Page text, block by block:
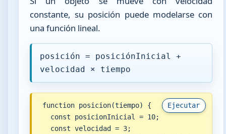
constante, su posición puede modelarse con
una función lineal.
posición = posiciónInicial +
velocidad × tiempo
Ejecutar
function posicion(tiempo) {
  const posicionInicial = 10;
  const velocidad = 3;